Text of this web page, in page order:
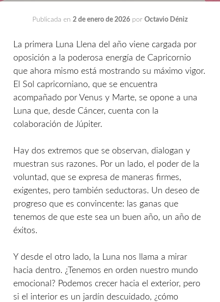
Publicada en 2 de enero de 2026 por Octavio Déniz
La primera Luna Llena del año viene cargada por
oposición a la poderosa energía de Capricornio
que ahora mismo está mostrando su máximo vigor.
El Sol capricorniano, que se encuentra
acompañado por Venus y Marte, se opone a una
Luna que, desde Cáncer, cuenta con la
colaboración de Júpiter.
Hay dos extremos que se observan, dialogan y
muestran sus razones. Por un lado, el poder de la
voluntad, que se expresa de maneras firmes,
exigentes, pero también seductoras. Un deseo de
progreso que es convincente: las ganas que
tenemos de que este sea un buen año, un año de
éxitos.
Y desde el otro lado, la Luna nos llama a mirar
hacia dentro. ¿Tenemos en orden nuestro mundo
emocional? Podemos crecer hacia el exterior, pero
si el interior es un jardín descuidado, ¿cómo